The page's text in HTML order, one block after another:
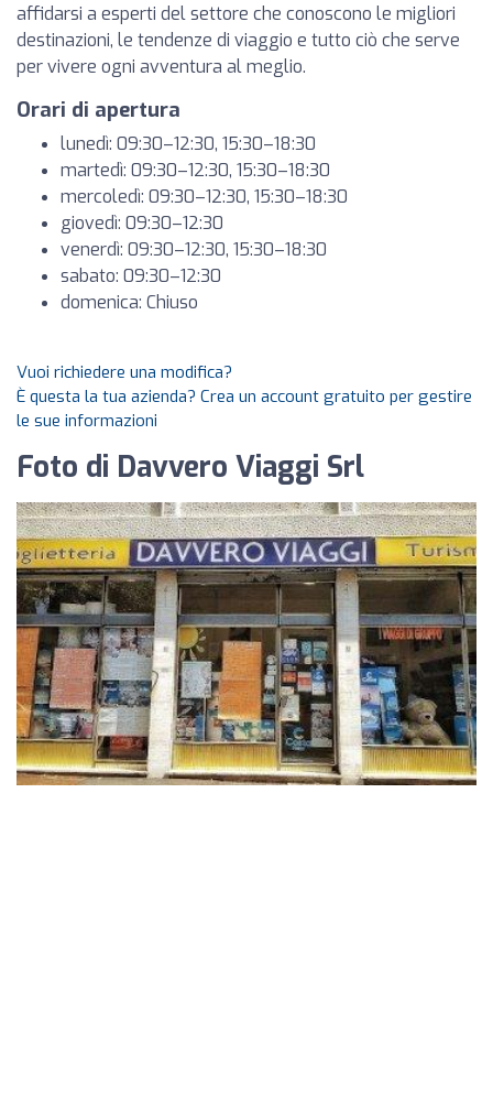
affidarsi a esperti del settore che conoscono le migliori
destinazioni, le tendenze di viaggio e tutto ciò che serve
per vivere ogni avventura al meglio.
Orari di apertura
lunedì: 09:30–12:30, 15:30–18:30
martedì: 09:30–12:30, 15:30–18:30
mercoledì: 09:30–12:30, 15:30–18:30
giovedì: 09:30–12:30
venerdì: 09:30–12:30, 15:30–18:30
sabato: 09:30–12:30
domenica: Chiuso
Vuoi richiedere una modifica?
È questa la tua azienda? Crea un account gratuito per gestire
le sue informazioni
Foto di Davvero Viaggi Srl